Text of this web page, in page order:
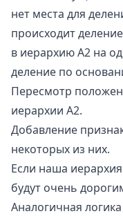
нет места для
происходит
в иерархию A2 на
деление по
Пересмотр
иерархии A2.
Добавление
некоторых из них.
Если наша
будут очень
Аналогичная